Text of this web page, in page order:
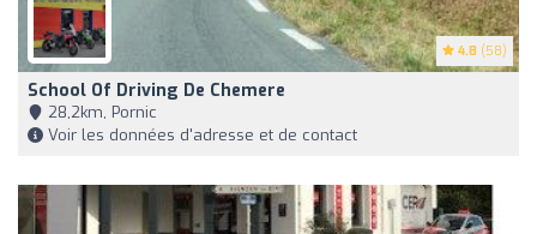
4.8 (58)
School Of Driving De Chemere
28,2km, Pornic
Voir les données d'adresse et de contact